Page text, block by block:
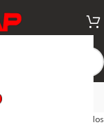
Mostrando los 8 resultados